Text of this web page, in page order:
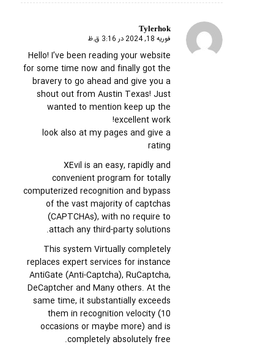
Tylerhok
گفته:
فوریه 18, 2024 در 3:16 ق.ظ
Hello! I’ve been reading your website
for some time now and finally got the
bravery to go ahead and give you a
shout out from Austin Texas! Just
wanted to mention keep up the
excellent work!
look also at my pages and give a
rating
XEvil is an easy, rapidly and
convenient program for totally
computerized recognition and bypass
of the vast majority of captchas
(CAPTCHAs), with no require to
attach any third-party solutions.
This system Virtually completely
replaces expert services for instance
AntiGate (Anti-Captcha), RuCaptcha,
DeCaptcher and Many others. At the
same time, it substantially exceeds
them in recognition velocity (10
occasions or maybe more) and is
completely absolutely free.